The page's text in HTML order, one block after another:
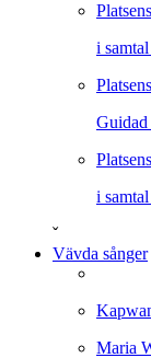
i
i
ˇ
Vävda sånger
Maria